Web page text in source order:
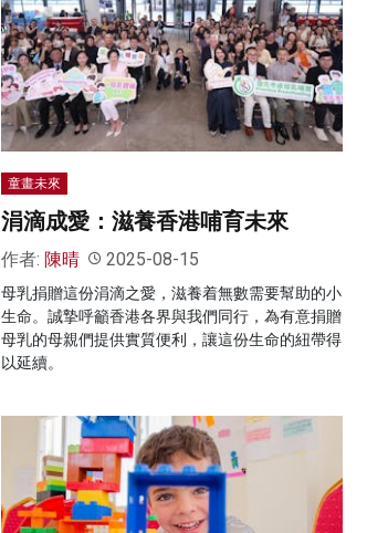
童畫未來
涓滴成愛：滋養香港哺育未來
作者: 陳晴 2025-08-15
母乳捐贈這份涓滴之愛，滋養着無數需要幫助的小
生命。誠摯呼籲香港各界與我們同行，為有意捐贈
母乳的母親們提供實質便利，讓這份生命的紐帶得
以延續。